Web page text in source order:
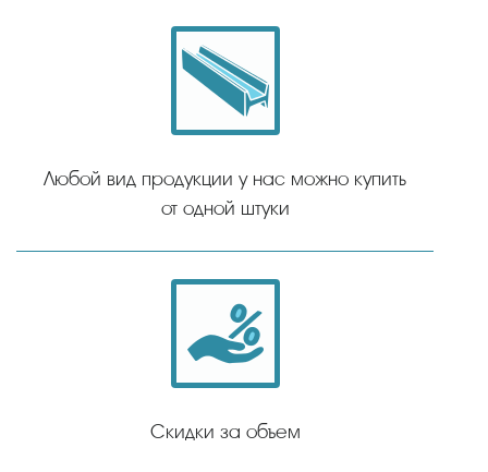
Любой вид продукции у нас можно купить
от одной штуки
Скидки за объем